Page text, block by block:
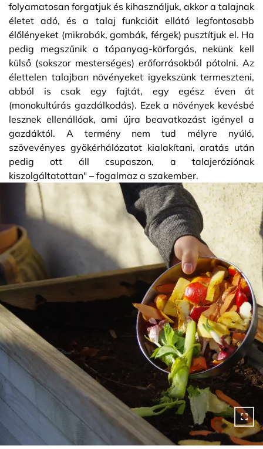
folyamatosan forgatjuk és kihasználjuk, akkor a talajnak
életet adó, és a talaj funkcióit ellátó legfontosabb
élőlényeket (mikrobák, gombák, férgek) pusztítjuk el. Ha
pedig megszűnik a tápanyag-körforgás, nekünk kell
külső (sokszor mesterséges) erőforrásokból pótolni. Az
élettelen talajban növényeket igyekszünk termeszteni,
abból is csak egy fajtát, egy egész éven át
(monokultúrás gazdálkodás). Ezek a növények kevésbé
lesznek ellenállóak, ami újra beavatkozást igényel a
gazdáktól. A termény nem tud mélyre nyúló,
szövevényes gyökérhálózatot kialakítani, aratás után
pedig ott áll csupaszon, a talajeróziónak
kiszolgáltatottan" – fogalmaz a szakember.